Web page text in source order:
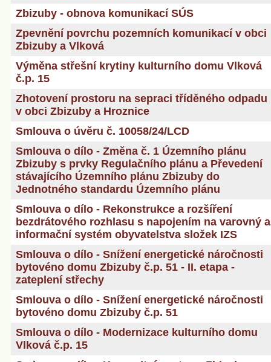
Zbizuby - obnova komunikací SÚS
Zpevnění povrchu pozemních komunikací v obci
Zbizuby a Vlková
Výměna střešní krytiny kulturního domu Vlková
č.p. 15
Zhotovení prostoru na sepraci tříděného odpadu
v obci Zbizuby a Hroznice
Smlouva o úvěru č. 10058/24/LCD
Smlouva o dílo - Změna č. 1 Územního plánu
Zbizuby s prvky Regulačního plánu a Převedení
stávajícího Územního plánu Zbizuby do
Jednotného standardu Územního plánu
Smlouva o dílo - Rekonstrukce a rozšíření
bezdrátového rozhlasu s napojením na varovný a
informační systém obyvatelstva složek IZS
Smlouva o dílo - Snížení energetické náročnosti
bytovéno domu Zbizuby č.p. 51 - II. etapa -
zateplení střechy
Smlouva o dílo - Snížení energetické náročnosti
bytovéno domu Zbizuby č.p. 51
Smlouva o dílo - Modernizace kulturního domu
Vlková č.p. 15